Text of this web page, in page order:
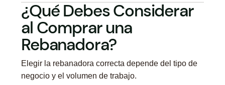
¿Qué Debes Considerar
al Comprar una
Rebanadora?
Elegir la rebanadora correcta depende del tipo de
negocio y el volumen de trabajo.